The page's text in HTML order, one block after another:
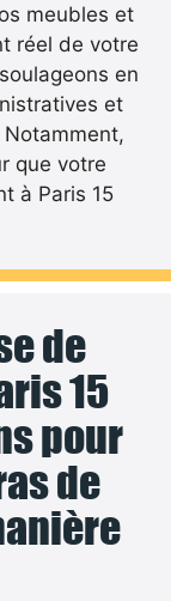
meubles et
réel de votre
en
et
que votre
à Paris 15
de
15
pour
de